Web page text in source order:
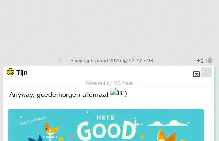
• vrijdag 6 maart 2026 @ 02:27 • 93
Tijn
Powered by MS Paint
Anyway, goedemorgen allemaal